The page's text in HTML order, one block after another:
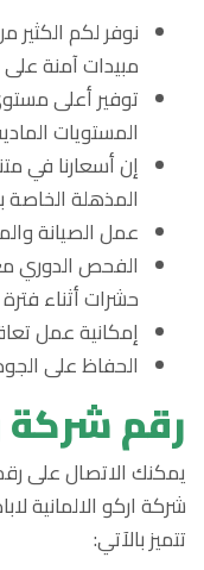
نوفر لكم
مبيدات آمنة
توفير أعلى
المستويات
إن أسعارنا في
المذهلة الخاصة
عمل الصيانة
الفحص الدوري
حشرات أثناء
إمكانية عمل
الحفاظ على
رقم
يمكنك الاتصال على
شركة اركو الالمانية
تتميز بالآتي: